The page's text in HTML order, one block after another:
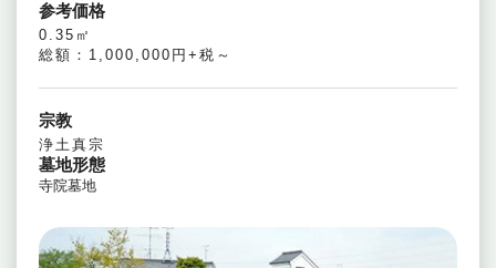
参考価格
0.35㎡
総額：1,000,000円+税～
宗教
浄土真宗
墓地形態
寺院墓地